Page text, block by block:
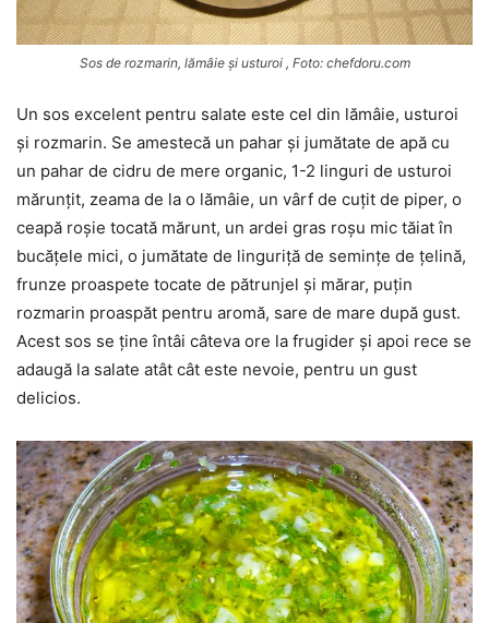
Sos de rozmarin, lămâie și usturoi , Foto: chefdoru.com
Un sos excelent pentru salate este cel din lămâie, usturoi
și rozmarin. Se amestecă un pahar și jumătate de apă cu
un pahar de cidru de mere organic, 1-2 linguri de usturoi
mărunțit, zeama de la o lămâie, un vârf de cuțit de piper, o
ceapă roșie tocată mărunt, un ardei gras roșu mic tăiat în
bucățele mici, o jumătate de linguriță de semințe de țelină,
frunze proaspete tocate de pătrunjel și mărar, puțin
rozmarin proaspăt pentru aromă, sare de mare după gust.
Acest sos se ține întâi câteva ore la frugider și apoi rece se
adaugă la salate atât cât este nevoie, pentru un gust
delicios.